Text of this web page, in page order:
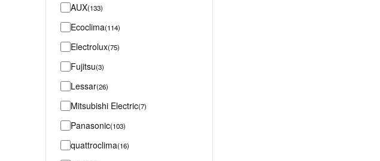
AUX(133)
Ecoclima(114)
Electrolux(75)
Fujitsu(3)
Lessar(26)
Mitsubishi Electric(7)
Panasonic(103)
quattroclima(16)